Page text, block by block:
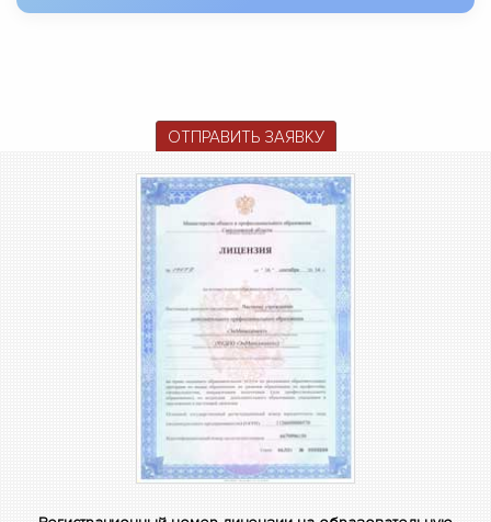
ОТПРАВИТЬ ЗАЯВКУ